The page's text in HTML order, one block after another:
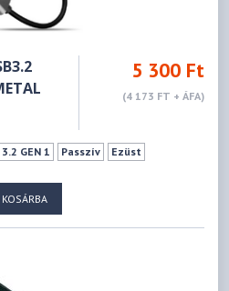
5 300 Ft
(4 173 FT + ÁFA)
GEN 1 Passzív Ezüst
KOSÁRBA